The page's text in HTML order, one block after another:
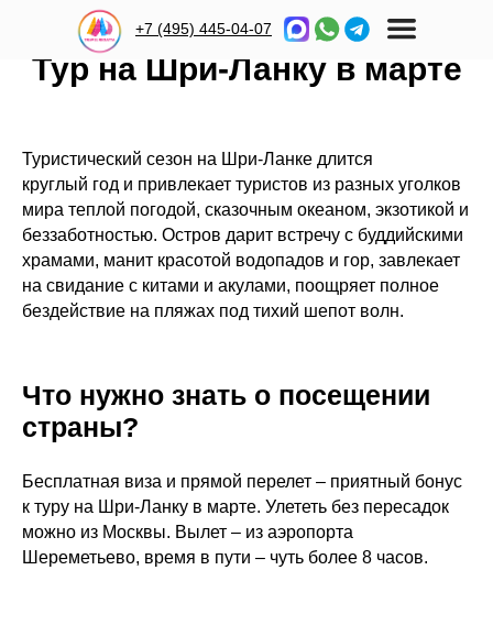
+7 (495) 445-04-07
Тур на Шри-Ланку в марте
Туристический сезон на Шри-Ланке длится
круглый год и привлекает туристов из разных уголков
мира теплой погодой, сказочным океаном, экзотикой и
беззаботностью. Остров дарит встречу с буддийскими
храмами, манит красотой водопадов и гор, завлекает
на свидание с китами и акулами, поощряет полное
бездействие на пляжах под тихий шепот волн.
Что нужно знать о посещении
страны?
Бесплатная виза и прямой перелет – приятный бонус
к туру на Шри-Ланку в марте. Улететь без пересадок
можно из Москвы. Вылет – из аэропорта
Шереметьево, время в пути – чуть более 8 часов.